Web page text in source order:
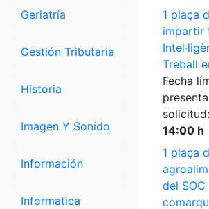
Geriatría
Gestión Tributaria
Historia
Imagen Y Sonido
Información
Informatica
1 plaça
impartir
Treball
Fecha
solicitud:
14:00 h
1 plaça
del